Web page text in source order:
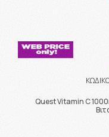
Quest Vitamin C